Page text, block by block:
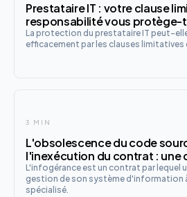
Prestataire IT : votre clause
responsabilité vous protège-
La protection du prestataire IT peut-
efficacement par les clauses limitatives
3 MIN
L'obsolescence du code
l'inexécution du contrat : une
Cour d'appel de Paris
L'infogérance est un contrat par lequel
gestion de son système d'information
spécialisé.